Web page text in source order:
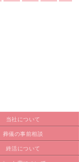
当社について
葬儀の事前相談
終活について